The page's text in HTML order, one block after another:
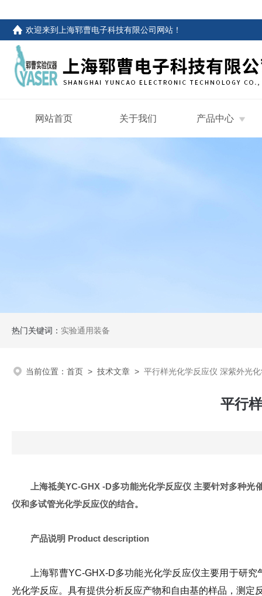
欢迎来到 上海郓曹电子科技有限公司网站 ！
网站首页 关于我们 产品中心
热门关键词： 实验通用装备
当前位置： 首页 > 技术文章 > 平行样光化学反应仪 深紫外光
平行
上海祗美YC-GHX -D多功能光化学反应仪 主要针对多种
仪和多试管光化学反应仪的结合。
产品说明 Product description
上海郓曹YC-GHX-D多功能光化学反应仪主要用于研
光化学反应。具有提供分析反应产物和自由基的样品，测